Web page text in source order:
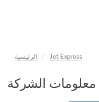
الرئيسية Jet Express